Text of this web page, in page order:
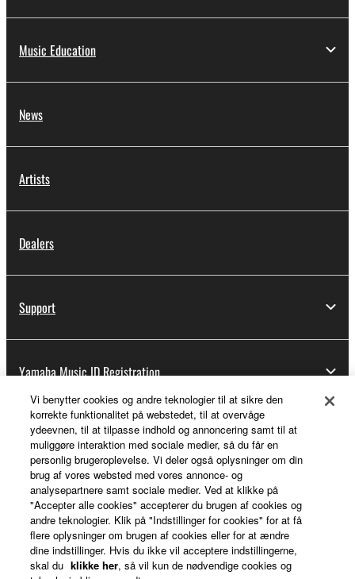
Music Education
News
Artists
Dealers
Support
Yamaha Music ID Registration
About Yamaha
Danmark - English
Business
Vi benytter cookies og andre teknologier til at sikre den
korrekte funktionalitet på webstedet, til at overvåge
ydeevnen, til at tilpasse indhold og annoncering samt til at
muliggøre interaktion med sociale medier, så du får en
personlig brugeroplevelse. Vi deler også oplysninger om din
brug af vores websted med vores annonce- og
analysepartnere samt sociale medier. Ved at klikke på
"Accepter alle cookies" accepterer du brugen af cookies og
andre teknologier. Klik på "Indstillinger for cookies" for at få
flere oplysninger om brugen af cookies eller for at ændre
dine indstillinger. Hvis du ikke vil acceptere indstillingerne,
skal du klikke her, så vil kun de nødvendige cookies og